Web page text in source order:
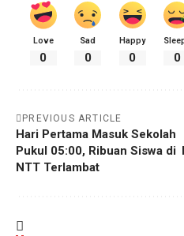
Love
0
Sad
0
Happy
0 0
PREVIOUS ARTICLE
Hari Pertama Masuk Sekolah
Pukul 05:00, Ribuan Siswa di
NTT Terlambat